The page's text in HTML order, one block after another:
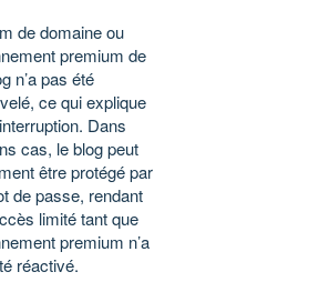
de domaine ou
premium de
n’a pas été
ce qui explique
Dans
cas, le blog peut
être protégé par
de passe, rendant
limité tant que
premium n’a
réactivé.